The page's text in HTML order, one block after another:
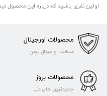
اولین نفری باشید که درباره این محصول
محصولات اورجینال
ضمانت اورجینال بودن
محصولات بروز
جدیدترین های دنیا